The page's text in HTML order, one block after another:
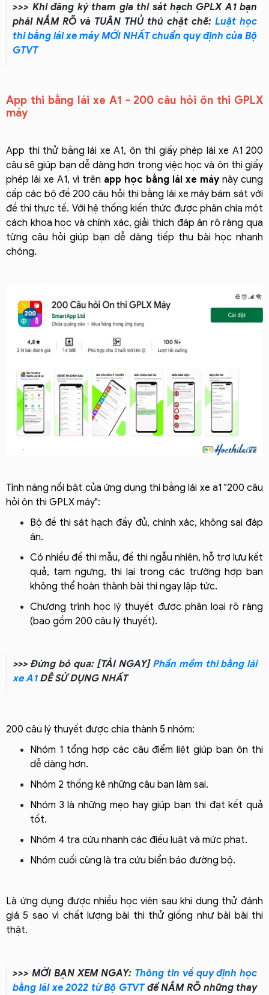
>>> Khi đăng ký tham gia thi sát hạch GPLX A1 bạn
phải NẮM RÕ và TUÂN THỦ thủ chặt chẽ:Luật học
thi bằng lái xe máy MỚI NHẤT chuẩn quy định của Bộ
GTVT
App thi bằng lái xe A1 - 200 câu hỏi ôn thi GPLX
máy
App thi thử bằng lái xe A1, ôn thi giấy phép lái xe A1 200
câu sẽ giúp bạn dễ dàng hơn trong việc học và ôn thi giấy
phép lái xe A1, vì trên app học bằng lái xe máy này cung
cấp các bộ đề 200 câu hỏi thi bằng lái xe máy bám sát với
đề thi thực tế. Với hệ thống kiến thức được phân chia một
cách khoa học và chính xác, giải thích đáp án rõ ràng qua
từng câu hỏi giúp bạn dễ dàng tiếp thu bài học nhanh
chóng.
Tính năng nổi bật của ứng dụng thi bằng lái xe a1 "200 câu
hỏi ôn thi GPLX máy":
Bộ đề thi sát hạch đầy đủ, chính xác, không sai đáp
án.
Có nhiều đề thi mẫu, đề thi ngẫu nhiên, hỗ trợ lưu kết
quả, tạm ngưng, thi lại trong các trường hợp bạn
không thể hoàn thành bài thi ngay lập tức.
Chương trình học lý thuyết được phân loại rõ ràng
(bao gồm 200 câu lý thuyết).
>>> Đừng bỏ qua: [TẢI NGAY] Phần mềm thi bằng lái
xe A1DỄ SỬ DỤNG NHẤT
200 câu lý thuyết được chia thành 5 nhóm:
Nhóm 1 tổng hợp các câu điểm liệt giúp bạn ôn thi
dễ dàng hơn.
Nhóm 2 thống kê những câu bạn làm sai.
Nhóm 3 là những mẹo hay giúp bạn thi đạt kết quả
tốt.
Nhóm 4 tra cứu nhanh các điều luật và mức phạt.
Nhóm cuối cùng là tra cứu biển báo đường bộ.
Là ứng dụng được nhiều học viên sau khi dung thử đánh
giá 5 sao vì chất lượng bài thi thử giống như bài bài thi
thật.
>>> MỜI BẠN XEM NGAY: Thông tin về quy định học
bằng lái xe 2022 từ Bộ GTVTđể NẮM RÕ những thay